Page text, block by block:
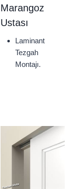
Marangoz
Ustası
Laminant
Tezgah
Montajı.